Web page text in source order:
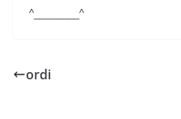
^________^
ordi